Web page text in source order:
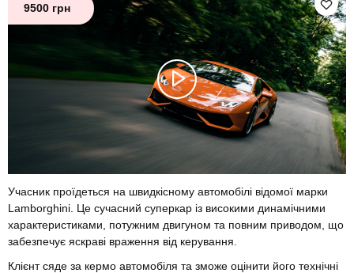
9500 грн
Учасник проїдеться на швидкісному автомобілі відомої марки
Lamborghini. Це сучасний суперкар із високими динамічними
характеристиками, потужним двигуном та повним приводом, що
забезпечує яскраві враження від керування.
Клієнт сяде за кермо автомобіля та зможе оцінити його технічні